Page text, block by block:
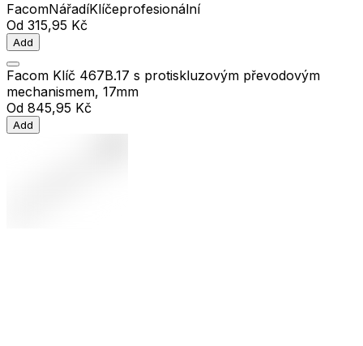
FacomNářadíKlíčeprofesionální
Od 315,95 Kč
Add
Facom Klíč 467B.17 s protiskluzovým převodovým
mechanismem, 17mm
Od 845,95 Kč
Add